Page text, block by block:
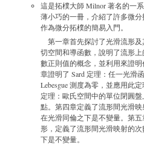
這是拓樸大師 Milnor 著名的一
薄小巧的一冊，介紹了許多微
作為微分拓樸的簡易入門。
第一章首先探討了光滑流形
切空間和導函數，說明了流形
數正則值的概念，並利用來證
章證明了 Sard 定理：任一光滑
Lebesgue 測度為零，並應用此
定理：歐氏空間中的單位閉圓
點。第四章定義了流形間光滑
在光滑同倫之下是不變量。第
形，定義了流形間光滑映射的
下是不變量。